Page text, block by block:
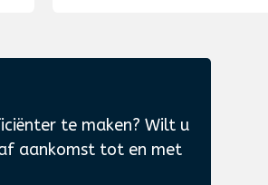
te maken? Wilt u
aankomst tot en met